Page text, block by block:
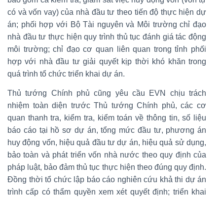
có và vốn vay) của nhà đầu tư theo tiến độ thực hiện dự
án; phối hợp với Bộ Tài nguyên và Môi trường chỉ đạo
nhà đầu tư thực hiện quy trình thủ tục đánh giá tác động
môi trường; chỉ đạo cơ quan liên quan trong tỉnh phối
hợp với nhà đầu tư giải quyết kịp thời khó khăn trong
quá trình tổ chức triển khai dự án.
Thủ tướng Chính phủ cũng yêu cầu EVN chịu trách
nhiệm toàn diện trước Thủ tướng Chính phủ, các cơ
quan thanh tra, kiểm tra, kiểm toán về thông tin, số liệu
báo cáo tại hồ sơ dự án, tổng mức đầu tư, phương án
huy động vốn, hiệu quả đầu tư dự án, hiệu quả sử dụng,
bảo toàn và phát triển vốn nhà nước theo quy định của
pháp luật, bảo đảm thủ tục thực hiện theo đúng quy định.
Đồng thời tổ chức lập báo cáo nghiên cứu khả thi dự án
trình cấp có thẩm quyền xem xét quyết định; triển khai